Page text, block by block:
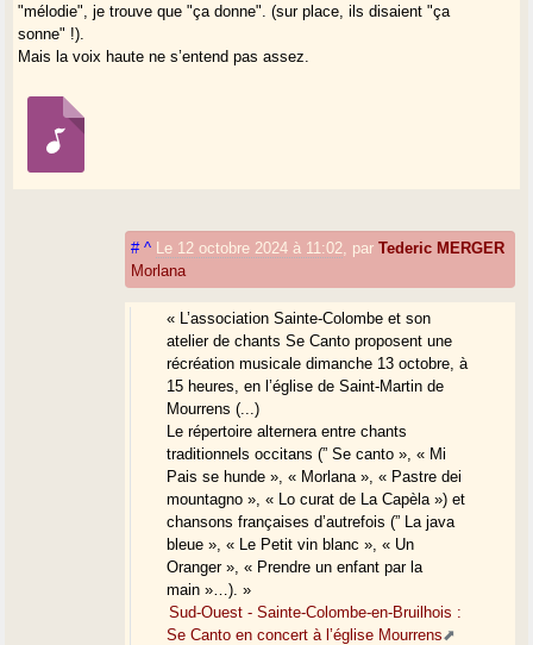
"mélodie", je trouve que "ça donne". (sur place, ils disaient "ça
sonne" !).
Mais la voix haute ne s’entend pas assez.
# ^ Le 12 octobre 2024 à 11:02 parTederic MERGER
Morlana
« L’association Sainte-Colombe et son
atelier de chants Se Canto proposent une
récréation musicale dimanche 13 octobre, à
15 heures, en l’église de Saint-Martin de
Mourrens (...)
Le répertoire alternera entre chants
traditionnels occitans (” Se canto », « Mi
Pais se hunde », « Morlana », « Pastre dei
mountagno », « Lo curat de La Capèla ») et
chansons françaises d’autrefois (” La java
bleue », « Le Petit vin blanc », « Un
Oranger », « Prendre un enfant par la
main »…). »
Sud-Ouest - Sainte-Colombe-en-Bruilhois :
Se Canto en concert à l’église Mourrens